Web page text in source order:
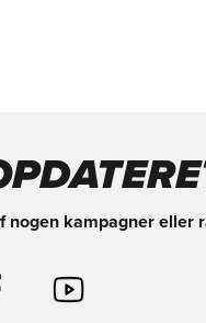
nogen kampagner eller